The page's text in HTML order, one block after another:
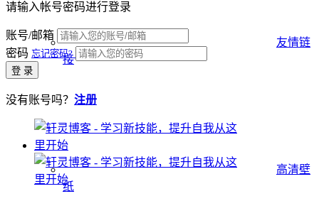
友情链
接
高清壁
纸
请输入帐号密码进行登录
账号/邮箱
密码 忘记密码?
登 录
没有账号吗？ 注册